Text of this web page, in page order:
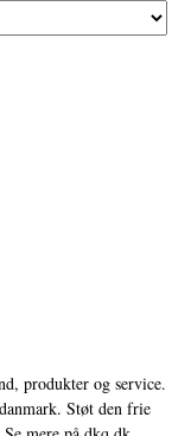
produkter og service.
Støt den frie